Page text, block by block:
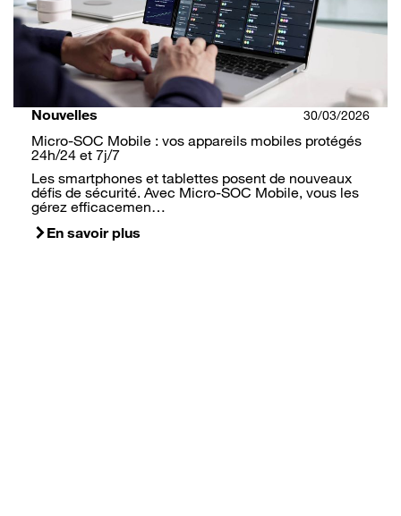
Nouvelles 30/03/2026
Micro-SOC Mobile : vos appareils mobiles protégés
24h/24 et 7j/7
Les smartphones et tablettes posent de nouveaux
défis de sécurité. Avec Micro-SOC Mobile, vous les
gérez efficacemen…
En savoir plus